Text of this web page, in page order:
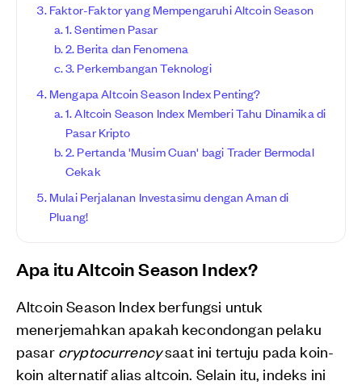
Faktor-Faktor yang Mempengaruhi Altcoin Season
1. Sentimen Pasar
2. Berita dan Fenomena
3. Perkembangan Teknologi
Mengapa Altcoin Season Index Penting?
1. Altcoin Season Index Memberi Tahu Dinamika di
Pasar Kripto
2. Pertanda 'Musim Cuan' bagi Trader Bermodal
Cekak
Mulai Perjalanan Investasimu dengan Aman di
Pluang!
Apa itu Altcoin Season Index?
Altcoin Season Index berfungsi untuk
menerjemahkan apakah kecondongan pelaku
pasar cryptocurrencysaat ini tertuju pada koin-
koin alternatif alias altcoin. Selain itu, indeks ini